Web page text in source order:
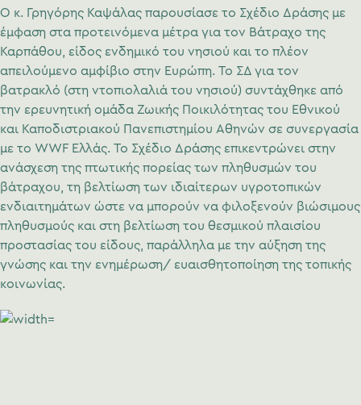
Ο κ. Γρηγόρης Καψάλας παρουσίασε το Σχέδιο Δράσης με
έμφαση στα προτεινόμενα μέτρα για τον Βάτραχο της
Καρπάθου, είδος ενδημικό του νησιού και το πλέον
απειλούμενο αμφίβιο στην Ευρώπη. Το ΣΔ για τον
βατρακλό (στη ντοπιολαλιά του νησιού) συντάχθηκε από
την ερευνητική ομάδα Ζωικής Ποικιλότητας του Εθνικού
και Καποδιστριακού Πανεπιστημίου Αθηνών σε συνεργασία
με το WWF Ελλάς. Το Σχέδιο Δράσης επικεντρώνει στην
ανάσχεση της πτωτικής πορείας των πληθυσμών του
βάτραχου, τη βελτίωση των ιδιαίτερων υγροτοπικών
ενδιαιτημάτων ώστε να μπορούν να φιλοξενούν βιώσιμους
πληθυσμούς και στη βελτίωση του θεσμικού πλαισίου
προστασίας του είδους, παράλληλα με την αύξηση της
γνώσης και την ενημέρωση/ ευαισθητοποίηση της τοπικής
κοινωνίας.